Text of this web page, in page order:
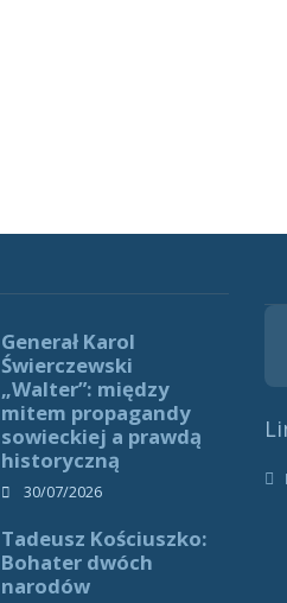
Generał Karol
Świerczewski
„Walter”: między
mitem propagandy
sowieckiej a prawdą
historyczną
30/07/2026
Tadeusz Kościuszko:
Bohater dwóch
narodów